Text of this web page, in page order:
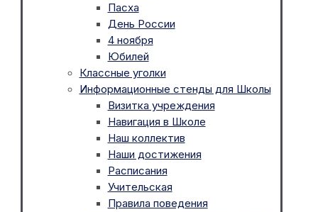
Пасха
День России
4 ноября
Юбилей
Классные уголки
Информационные стенды для Школы
Визитка учреждения
Навигация в Школе
Наш коллектив
Наши достижения
Расписания
Учительская
Правила поведения